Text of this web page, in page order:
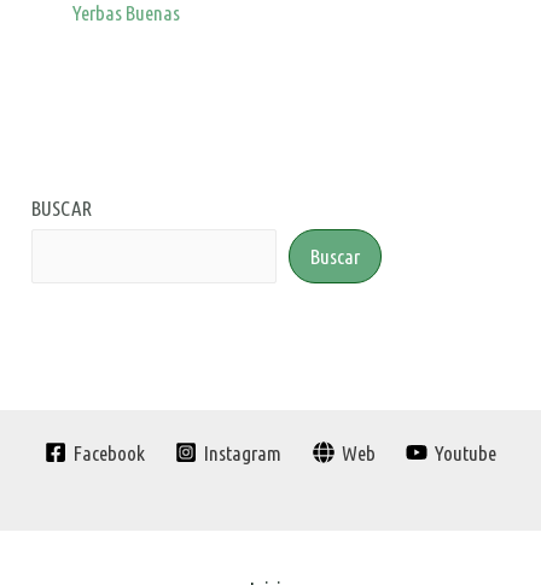
Yerbas Buenas
BUSCAR
Buscar
Facebook Instagram Web Youtube